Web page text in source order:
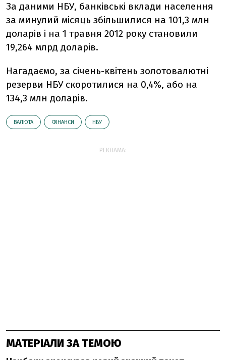
За даними НБУ, банківські вклади населення
за минулий місяць збільшилися на 101,3 млн
доларів і на 1 травня 2012 року становили
19,264 млрд доларів.
Нагадаємо, за січень-квітень золотовалютні
резерви НБУ скоротилися на 0,4%, або на
134,3 млн доларів.
ВАЛЮТА ФІНАНСИ НБУ
РЕКЛАМА:
МАТЕРІАЛИ ЗА ТЕМОЮ